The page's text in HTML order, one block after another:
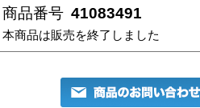
商品番号 41083491
本商品は販売を終了しました